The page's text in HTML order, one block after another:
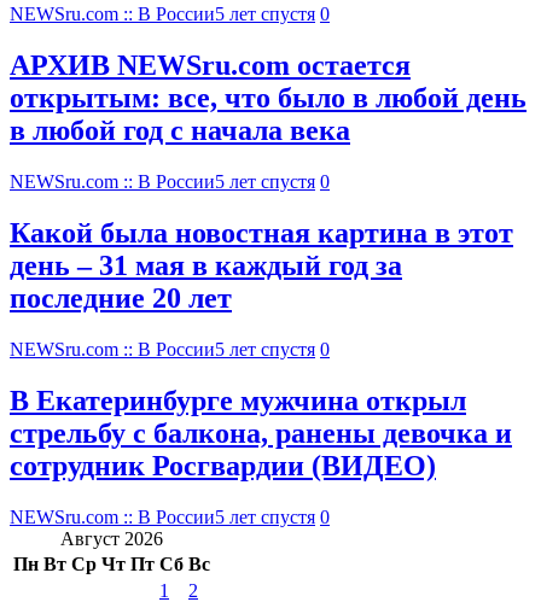
NEWSru.com :: В России5 лет спустя 0
АРХИВ NEWSru.com остается
открытым: все, что было в любой день
в любой год с начала века
NEWSru.com :: В России5 лет спустя 0
Какой была новостная картина в этот
день – 31 мая в каждый год за
последние 20 лет
NEWSru.com :: В России5 лет спустя 0
В Екатеринбурге мужчина открыл
стрельбу с балкона, ранены девочка и
сотрудник Росгвардии (ВИДЕО)
NEWSru.com :: В России5 лет спустя 0
Август 2026
Пн Вт Ср Чт Пт Сб Вс
1
2